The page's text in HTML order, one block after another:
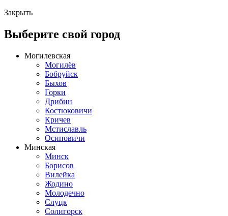
Закрыть
Выберите свой город
Могилевская
Могилёв
Бобруйск
Быхов
Горки
Дрибин
Костюковичи
Кричев
Мстиславль
Осиповичи
Минская
Минск
Борисов
Вилейка
Жодино
Молодечно
Слуцк
Солигорск